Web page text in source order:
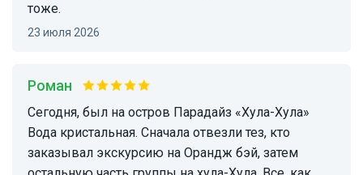
тоже.
23 июля 2026
Роман
Сегодня, был на остров Парадайз «Хула-Хула»
Вода кристальная. Сначала отвезли тез, кто
заказывал экскурсию на Орандж бэй, затем